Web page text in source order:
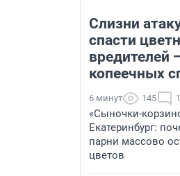
Слизни
спасти
вредителей
копеечных
6 минут 145 1
«Сыночки-
Екатеринбург:
парни массово
цветов